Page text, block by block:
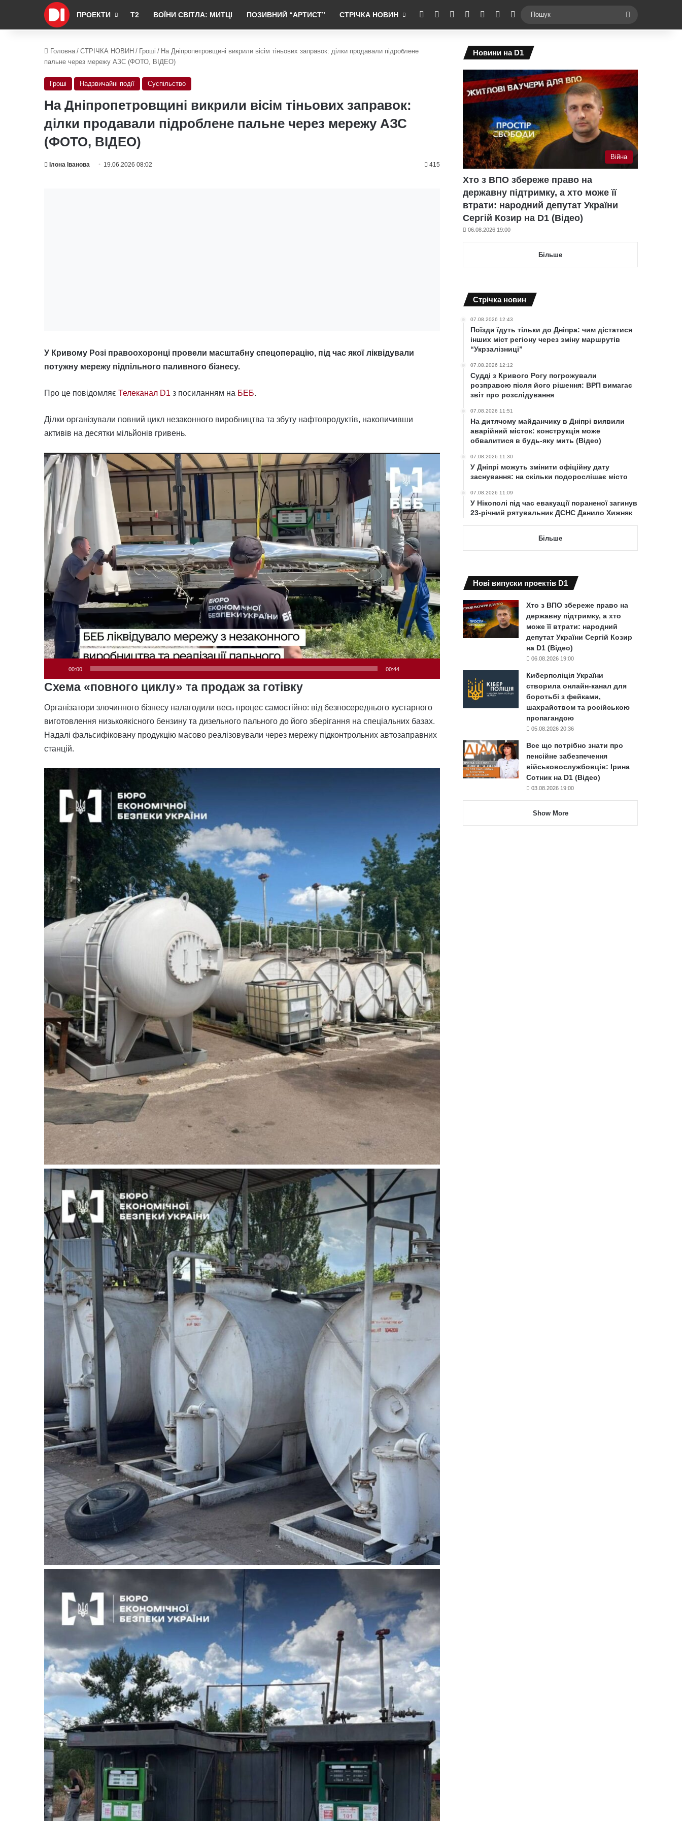
ПРОЕКТИ Т2 ВОЇНИ СВІТЛА: МИТЦІ ПОЗИВНИЙ “АРТИСТ” СТРІЧКА НОВИН RSS Facebook YouTubeInstagramTelegramSwitch skin
Головна / СТРІЧКА НОВИН / Гроші / На Дніпропетровщині викрили вісім тіньових заправок: ділки продавали підроблене
пальне через мережу АЗС (ФОТО, ВІДЕО)
Гроші Надзвичайні події Суспільство
На Дніпропетровщині викрили вісім тіньових заправок:
ділки продавали підроблене пальне через мережу АЗС
(ФОТО, ВІДЕО)
Ілона Іванова 19.06.2026 08:02 415
У Кривому Розі правоохоронці провели масштабну спецоперацію, під час якої ліквідували
потужну мережу підпільного паливного бізнесу.
Про це повідомляє Телеканал D1 з посиланням на БЕБ.
Ділки організували повний цикл незаконного виробництва та збуту нафтопродуктів, накопичивши
активів на десятки мільйонів гривень.
Відеопрогравач
00:00 00:44
Схема «повного циклу» та продаж за готівку
Організатори злочинного бізнесу налагодили весь процес самостійно: від безпосереднього кустарного
виготовлення низькоякісного бензину та дизельного пального до його зберігання на спеціальних базах.
Надалі фальсифіковану продукцію масово реалізовували через мережу підконтрольних автозаправних
станцій.
Новини на D1
Війна
Хто з ВПО збереже право на
державну підтримку, а хто може її
втрати: народний депутат України
Сергій Козир на D1 (Відео)
06.08.2026 19:00
Більше
Cтрічка новин
07.08.2026 12:43
Поїзди їдуть тільки до Дніпра: чим дістатися
інших міст регіону через зміну маршрутів
“Укрзалізниці”
07.08.2026 12:12
Судді з Кривого Рогу погрожували
розправою після його рішення: ВРП вимагає
звіт про розслідування
07.08.2026 11:51
На дитячому майданчику в Дніпрі виявили
аварійний місток: конструкція може
обвалитися в будь-яку мить (Відео)
07.08.2026 11:30
У Дніпрі можуть змінити офіційну дату
заснування: на скільки подорослішає місто
07.08.2026 11:09
У Нікополі під час евакуації пораненої загинув
23-річний рятувальник ДСНС Данило Хижняк
Більше
Нові випуски проектів D1
Хто з ВПО збереже право на
державну підтримку, а хто
може її втрати: народний
депутат України Сергій Козир
на D1 (Відео)
06.08.2026 19:00
Киберполіція України
створила онлайн-канал для
боротьбі з фейками,
шахрайством та російською
пропагандою
05.08.2026 20:36
Все що потрібно знати про
пенсійне забезпечення
військовослужбовців: Ірина
Сотник на D1 (Відео)
03.08.2026 19:00
Show More